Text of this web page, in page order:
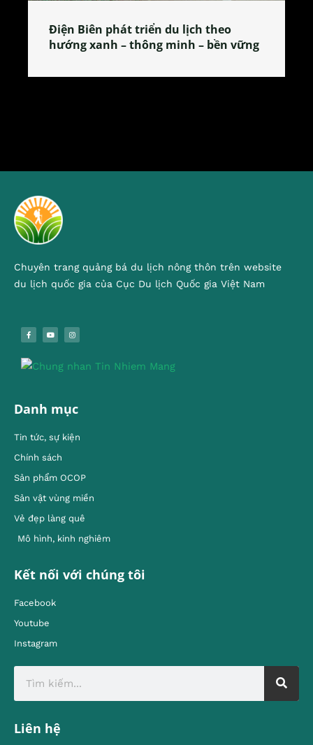
du lịch theo
minh – bền vững
Làng làm bánh tẻ Phú
tỏa đặc sản xứ Đoài
Chuyên trang quảng bá du lịch nông thôn trên website
du lịch quốc gia của Cục Du lịch Quốc gia Việt Nam
Danh mục
Tin tức, sự kiện
Chính sách
Sản phẩm OCOP
Sản vật vùng miền
Vẻ đẹp làng quê
Mô hình, kinh nghiêm
Kết nối với chúng tôi
Facebook
Youtube
Instagram
Liên hệ